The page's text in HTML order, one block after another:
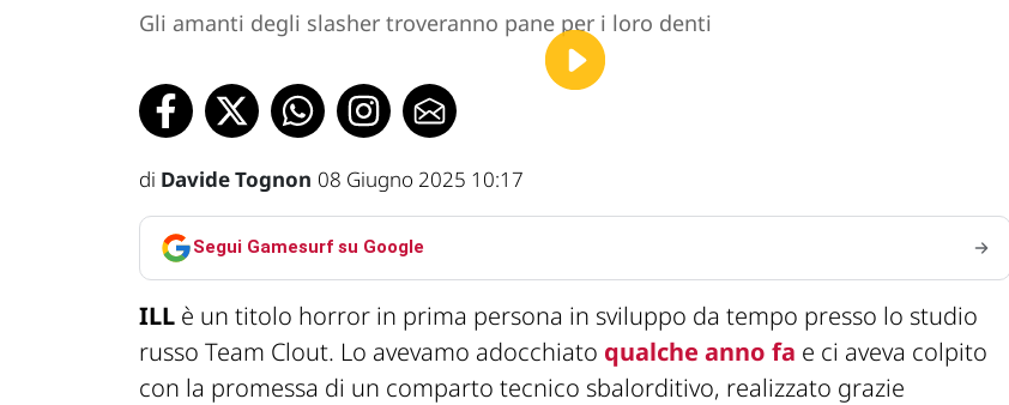
Gli amanti degli slasher troveranno pane per i loro denti
di Davide Tognon 08 Giugno 2025 10:17
Segui Gamesurf su Google
ILL è un titolo horror in prima persona in sviluppo da tempo presso lo studio
russo Team Clout. Lo avevamo adocchiato qualche anno fa e ci aveva colpito
con la promessa di un comparto tecnico sbalorditivo, realizzato grazie